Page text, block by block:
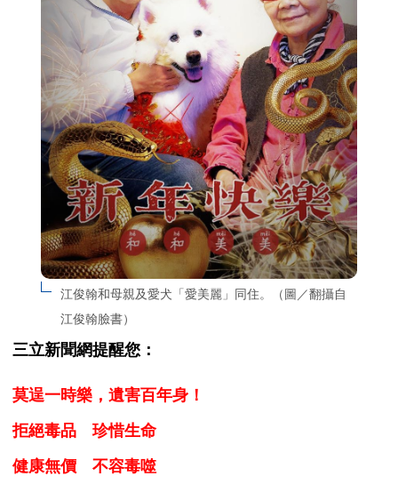
江俊翰和母親及愛犬「愛美麗」同住。（圖／翻攝自
江俊翰臉書）
三立新聞網提醒您：
莫逞一時樂，遺害百年身！
拒絕毒品 珍惜生命
健康無價 不容毒噬